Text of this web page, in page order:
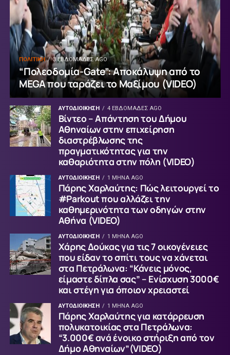
ΠΟΛΙΤΙΚΗ 3 ΕΒΔΟΜΆΔΕΣ AGO
“Πολεοδομία-Gate”: Αποκάλυψη από το
MEGA που ταράζει το Μαξίμου (VIDEO)
ΑΥΤΟΔΙΟΙΚΗΣΗ 4 ΕΒΔΟΜΆΔΕΣ AGO
Βίντεο – Απάντηση του Δήμου
Αθηναίων στην επιχείρηση
διαστρέβλωσης της
πραγματικότητας για την
καθαριότητα στην πόλη (VIDEO)
ΑΥΤΟΔΙΟΙΚΗΣΗ 1 ΜΉΝΑ AGO
Πάρης Χαρλαύτης: Πώς λειτουργεί το
#Parkout που αλλάζει την
καθημερινότητα των οδηγών στην
Αθήνα (VIDEO)
ΑΥΤΟΔΙΟΙΚΗΣΗ 1 ΜΉΝΑ AGO
Χάρης Δούκας για τις 7 οικογένειες
που είδαν το σπίτι τους να χάνεται
στα Πετράλωνα: “Κάνεις μόνος,
είμαστε δίπλα σας” – Ενίσχυση 3000€
και στέγη για όποιον χρειαστεί
ΑΥΤΟΔΙΟΙΚΗΣΗ 1 ΜΉΝΑ AGO
Πάρης Χαρλαύτης για κατάρρευση
πολυκατοικίας στα Πετράλωνα:
“3.000€ ανά ένοικο στήριξη από τον
Δήμο Αθηναίων”(VIDEO)